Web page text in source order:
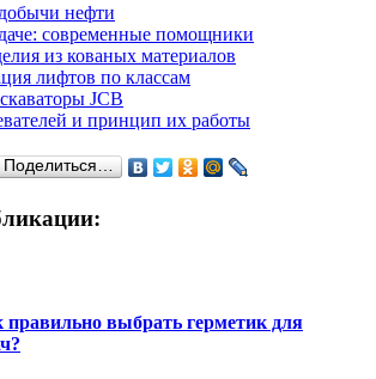
нефти
современные помощники
из кованых материалов
лифтов по классам
JCB
и принцип их работы
Поделиться…
правильно выбрать герметик для